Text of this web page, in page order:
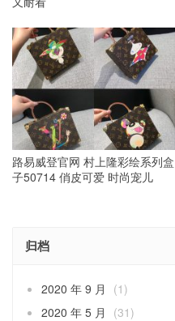
路易威登官网 村上隆彩绘系列盒
子50714 俏皮可爱 时尚宠儿
归档
2020 年 9 月 (1)
2020 年 5 月
(31)